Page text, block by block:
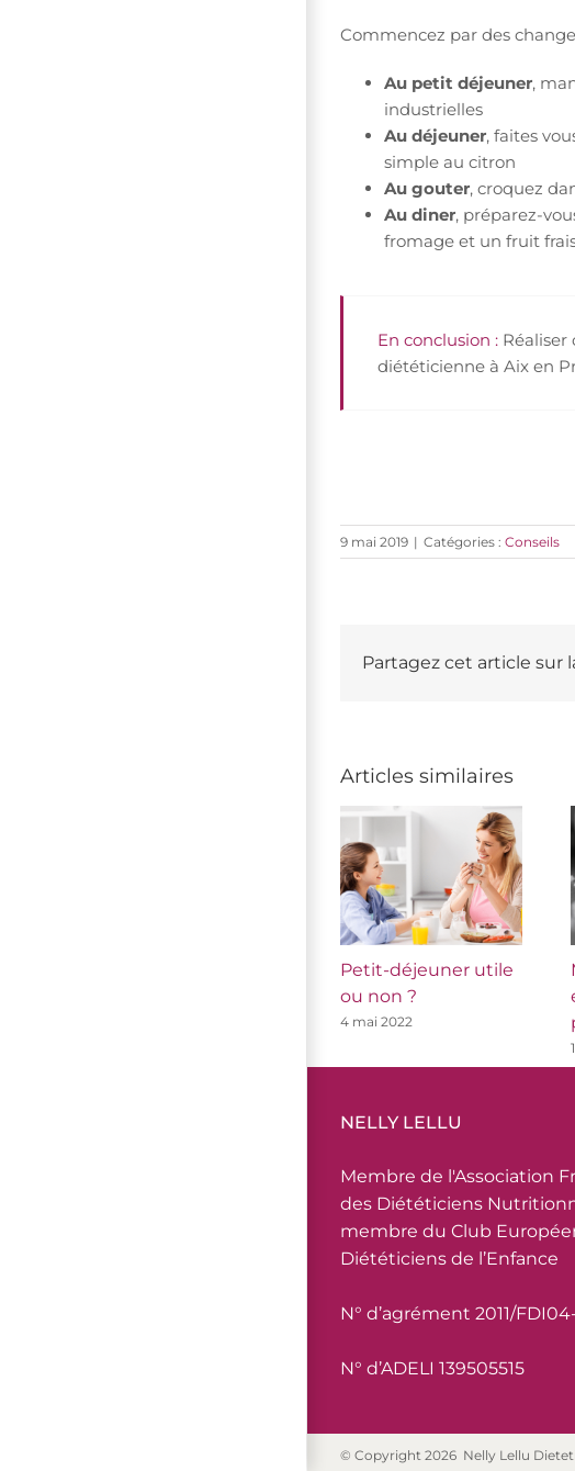
Commencez par des
Au petit déjeuner,
industrielles
Au déjeuner, faites
simple au citron
Au gouter, croquez
Au diner, préparez-
fromage et un fruit
En conclusion :
diététicienne à Aix en
9 mai 2019 | Catégories : Conseils
Partagez cet article sur
Articles similaires
Petit-déjeuner utile
ou non ?
4 mai 2022
NELLY LELLU
Membre de l'Association
des Diététiciens
membre du Club
Diététiciens de l’Enfance
N° d’agrément 2011/
N° d’ADELI 139505515
© Copyright 2026 Nelly Lellu